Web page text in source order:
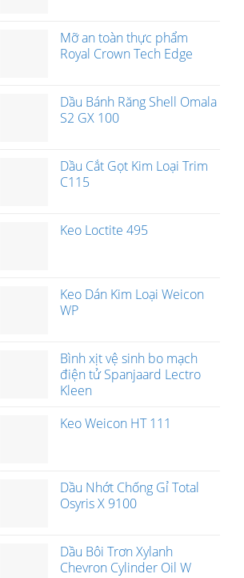
Mỡ an toàn thực phẩm
Royal Crown Tech Edge
Dầu Bánh Răng Shell Omala
S2 GX 100
Dầu Cắt Gọt Kim Loại Trim
C115
Keo Loctite 495
Keo Dán Kim Loại Weicon
WP
Bình xịt vệ sinh bo mạch
điện tử Spanjaard Lectro
Kleen
Keo Weicon HT 111
Dầu Nhớt Chống Gỉ Total
Osyris X 9100
Dầu Bôi Trơn Xylanh
Chevron Cylinder Oil W